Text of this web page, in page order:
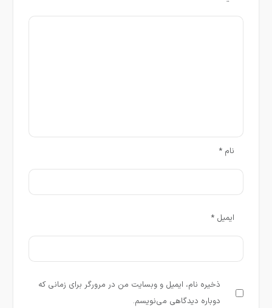
نام*
ایمیل*
ذخیره نام، ایمیل و وبسایت من در مرورگر برای زمانی که
دوباره دیدگاهی می‌نویسم.